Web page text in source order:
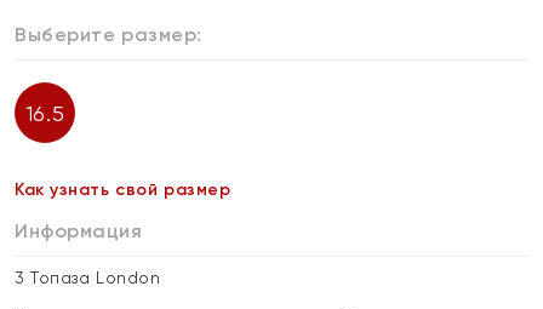
Выберите размер:
16.5
Как узнать свой размер
Информация
3 Топаза London